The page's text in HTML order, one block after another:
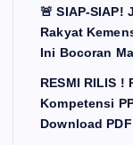
🚨 SIAP-SIAP!
Rakyat
Ini Bocoran
RESMI RILIS
Kompetensi
Download